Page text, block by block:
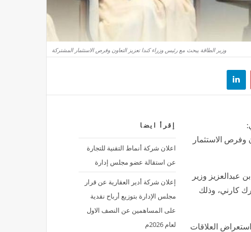
وزير الطاقة يبحث مع رئيس وزراء كندا تعزيز التعاون وفرص الاستثمار المشتركة
إقرأ ايضا
اعلان شركة أنماط التقنية للتجارة
عن استقالة عضو مجلس إدارة
إعلان شركة أدير العقارية عن قرار
مجلس الإدارة بتوزيع أرباح نقدية
على المساهمين عن النصف الاول
لعام 2026م
وفرص الاستثمار
عبدالعزيز وزير
كارني، وذلك
العلاقات